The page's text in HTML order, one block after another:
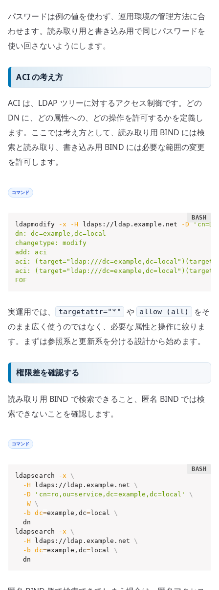
パスワードは例の値を使わず、運用環境の管理方法に合
わせます。読み取り用と書き込み用で同じパスワードを
使い回さないようにします。
ACI の考え方
ACI は、LDAP ツリーに対するアクセス制御です。どの
DN に、どの属性への、どの操作を許可するかを定義し
ます。ここでは考え方として、読み取り用 BIND には検
索と読み取り、書き込み用 BIND には必要な範囲の変更
を許可します。
コマンド
ldapmodify -x -H ldaps://ldap.example.net -D
dn: dc=example,dc=local
changetype: modify
add: aci
aci: (target="ldap:///
aci: (target="ldap:///
EOF
実運用では、 targetattr="*" や allow (all)
をそ
のまま広く使うのではなく、必要な属性と操作に絞りま
す。まずは参照系と更新系を分ける設計から始めます。
権限差を確認する
読み取り用 BIND で検索できること、匿名 BIND では検
索できないことを確認します。
コマンド
ldapsearch -x
\
-H ldaps://ldap.example.net \
-D
'cn=ro,ou=service,dc=example,dc=local'
\
-W \
-b
dc=example,dc=local \
  dn
ldapsearch
-x
\
-H ldaps://ldap.example.net \
-b
dc=example,dc=local \
  dn